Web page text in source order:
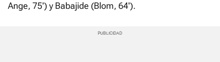
Ange, 75') y Babajide (Blom, 64').